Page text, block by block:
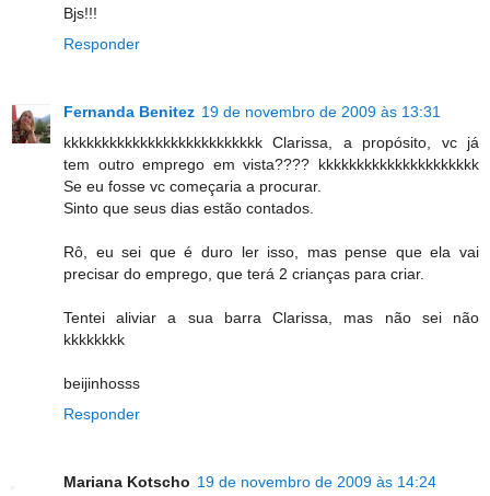
Bjs!!!
Responder
Fernanda Benitez 19 de novembro de 2009 às 13:31
kkkkkkkkkkkkkkkkkkkkkkkkkk Clarissa, a propósito, vc já
tem outro emprego em vista???? kkkkkkkkkkkkkkkkkkkkk
Se eu fosse vc começaria a procurar.
Sinto que seus dias estão contados.
Rô, eu sei que é duro ler isso, mas pense que ela vai
precisar do emprego, que terá 2 crianças para criar.
Tentei aliviar a sua barra Clarissa, mas não sei não
kkkkkkkk
beijinhosss
Responder
Mariana Kotscho 19 de novembro de 2009 às 14:24